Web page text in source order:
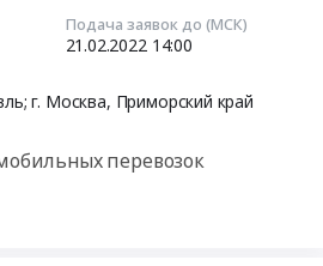
Подача заявок до (МСК)
21.02.2022 14:00
г. Москва, Приморский край
перевозок